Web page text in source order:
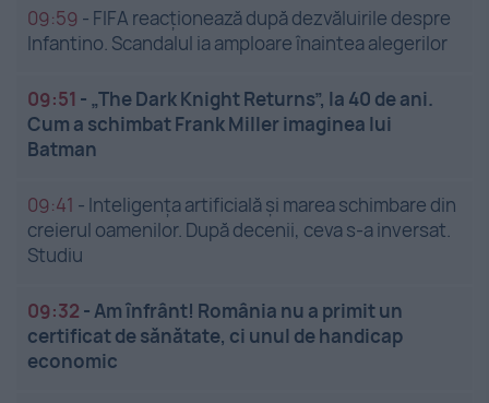
09:59 - FIFA reacționează după dezvăluirile despre
Infantino. Scandalul ia amploare înaintea alegerilor
09:51 - „The Dark Knight Returns”, la 40 de ani.
Cum a schimbat Frank Miller imaginea lui
Batman
09:41 - Inteligența artificială și marea schimbare din
creierul oamenilor. După decenii, ceva s-a inversat.
Studiu
09:32 -Am înfrânt! România nu a primit un
certificat de sănătate, ci unul de handicap
economic